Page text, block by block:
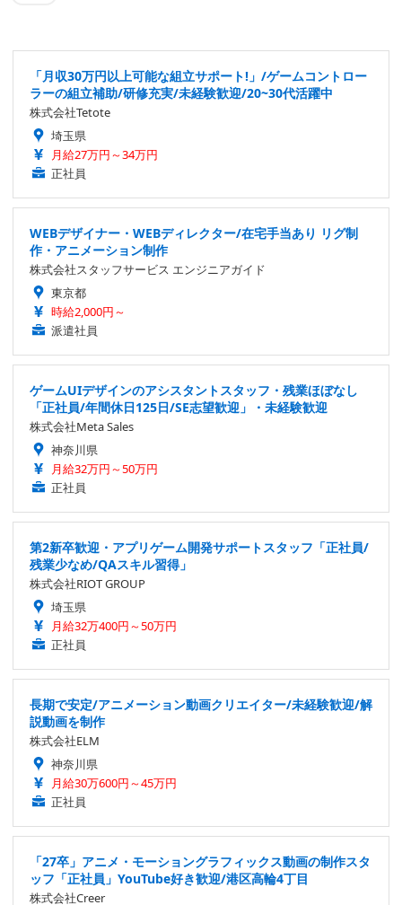
「月収30万円以上可能な組立サポート!」/ゲームコントロー
ラーの組立補助/研修充実/未経験歓迎/20~30代活躍中
株式会社Tetote
埼玉県
月給27万円～34万円
正社員
WEBデザイナー・WEBディレクター/在宅手当あり リグ制
作・アニメーション制作
株式会社スタッフサービス エンジニアガイド
東京都
時給2,000円～
派遣社員
ゲームUIデザインのアシスタントスタッフ・残業ほぼなし
「正社員/年間休日125日/SE志望歓迎」・未経験歓迎
株式会社Meta Sales
神奈川県
月給32万円～50万円
正社員
第2新卒歓迎・アプリゲーム開発サポートスタッフ「正社員/
残業少なめ/QAスキル習得」
株式会社RIOT GROUP
埼玉県
月給32万400円～50万円
正社員
長期で安定/アニメーション動画クリエイター/未経験歓迎/解
説動画を制作
株式会社ELM
神奈川県
月給30万600円～45万円
正社員
「27卒」アニメ・モーショングラフィックス動画の制作スタ
ッフ「正社員」YouTube好き歓迎/港区高輪4丁目
株式会社Creer